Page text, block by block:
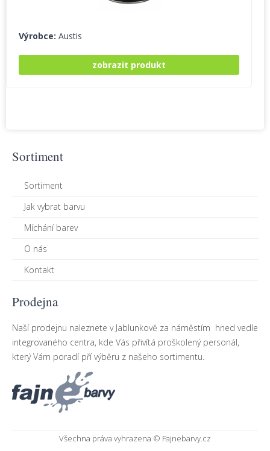
Výrobce: Austis
zobrazit produkt
Sortiment
Sortiment
Jak vybrat barvu
Míchání barev
O nás
Kontakt
Prodejna
Naší prodejnu naleznete v Jablunkově za náměstím hned vedle
integrovaného centra, kde Vás přivítá proškolený personál,
který Vám poradí pří výběru z našeho sortimentu.
Všechna práva vyhrazena © Fajnebarvy.cz